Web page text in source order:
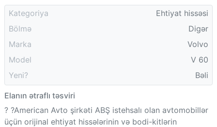
Kategoriya
Ehtiyat hissəsi
Bölmə
Digər
Marka
Volvo
Model
V 60
Yeni?
Bəli
Elanın ətraflı təsviri
? ?American Avto şirkəti ABŞ istehsalı olan avtomobillər
üçün orijinal ehtiyat hissələrinin və bodi-kitlərin